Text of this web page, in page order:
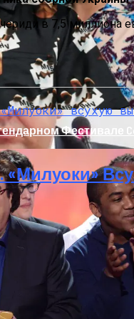
От Осложнений
Фестивале
в 7,5